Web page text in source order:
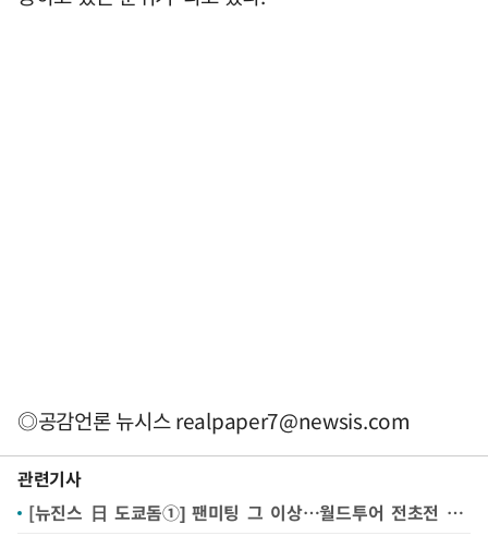
◎공감언론 뉴시스realpaper7@newsis.com
관련기사
[뉴진스 日 도쿄돔①] 팬미팅 그 이상…월드투어 전초전 제대로